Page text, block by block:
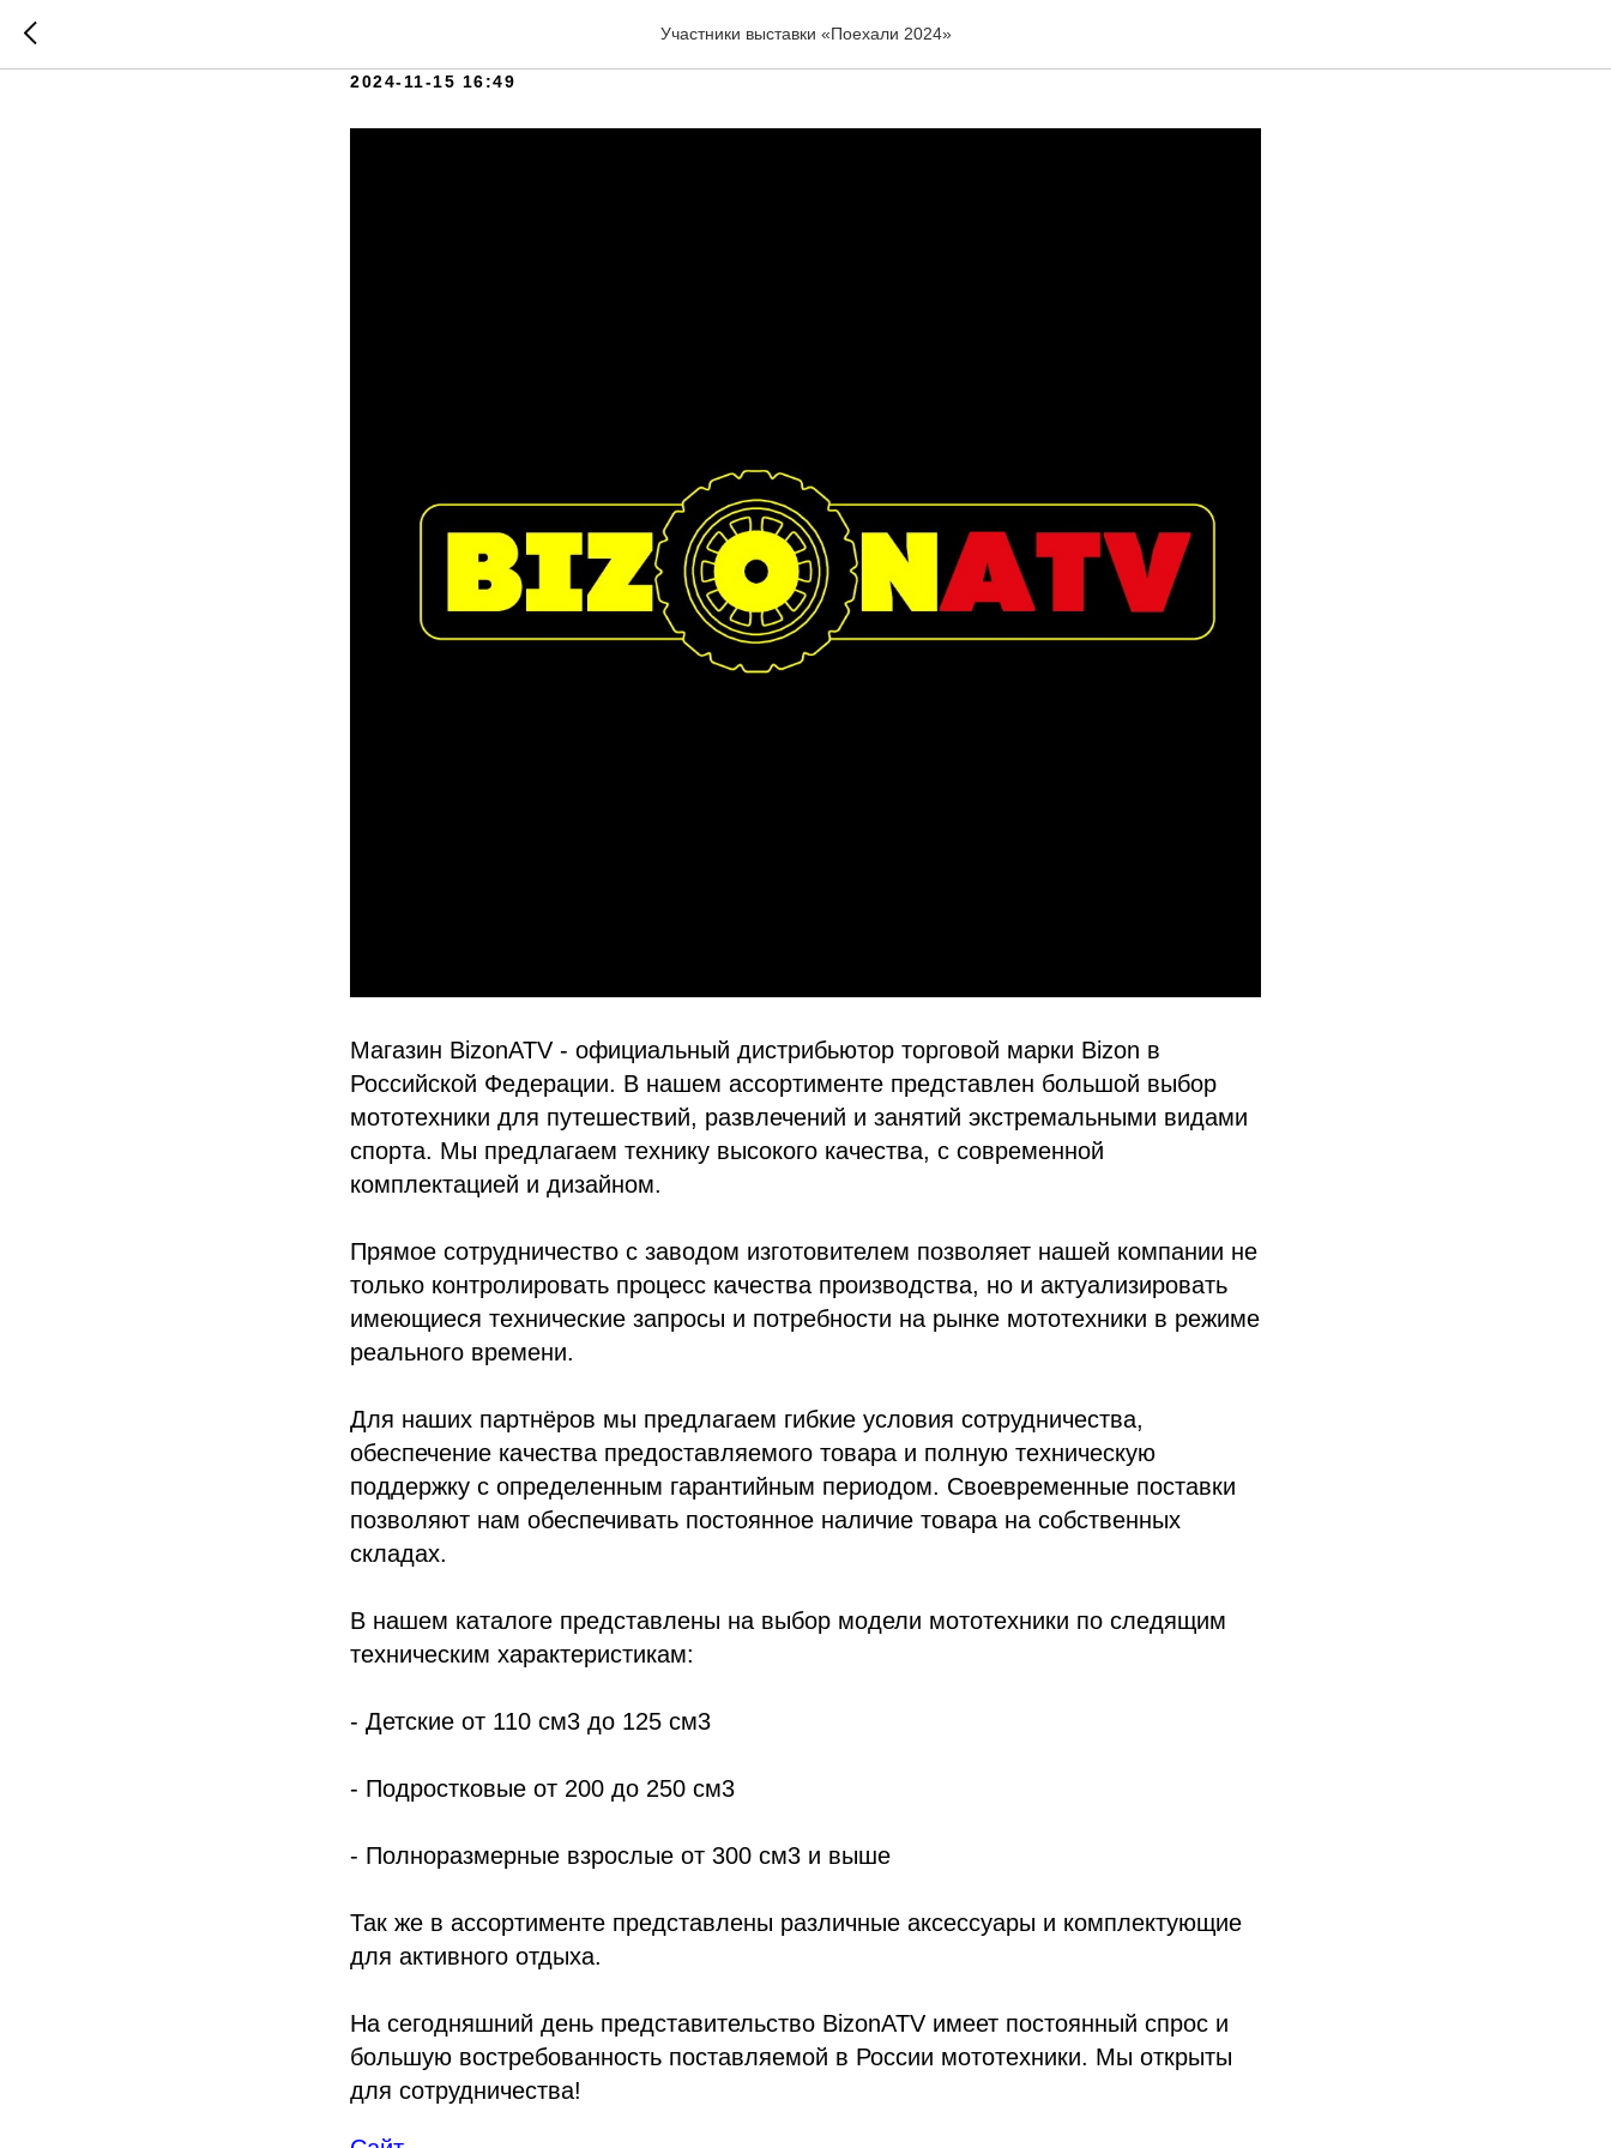
Участники выставки «Поехали 2024»
2024-11-15 16:49
Магазин BizonATV - официальный дистрибьютор торговой марки Bizon в
Российской Федерации. В нашем ассортименте представлен большой выбор
мототехники для путешествий, развлечений и занятий экстремальными видами
спорта. Мы предлагаем технику высокого качества, с современной
комплектацией и дизайном.
Прямое сотрудничество с заводом изготовителем позволяет нашей компании не
только контролировать процесс качества производства, но и актуализировать
имеющиеся технические запросы и потребности на рынке мототехники в режиме
реального времени.
Для наших партнёров мы предлагаем гибкие условия сотрудничества,
обеспечение качества предоставляемого товара и полную техническую
поддержку с определенным гарантийным периодом. Своевременные поставки
позволяют нам обеспечивать постоянное наличие товара на собственных
складах.
В нашем каталоге представлены на выбор модели мототехники по следящим
техническим характеристикам:
- Детские от 110 см3 до 125 см3
- Подростковые от 200 до 250 см3
- Полноразмерные взрослые от 300 см3 и выше
Так же в ассортименте представлены различные аксессуары и комплектующие
для активного отдыха.
На сегодняшний день представительство BizonATV имеет постоянный спрос и
большую востребованность поставляемой в России мототехники. Мы открыты
для сотрудничества!